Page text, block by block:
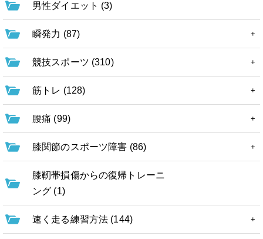
男性ダイエット (3)
瞬発力 (87)
競技スポーツ (310)
筋トレ (128)
腰痛 (99)
膝関節のスポーツ障害 (86)
膝靭帯損傷からの復帰トレーニ
ング (1)
速く走る練習方法 (144)